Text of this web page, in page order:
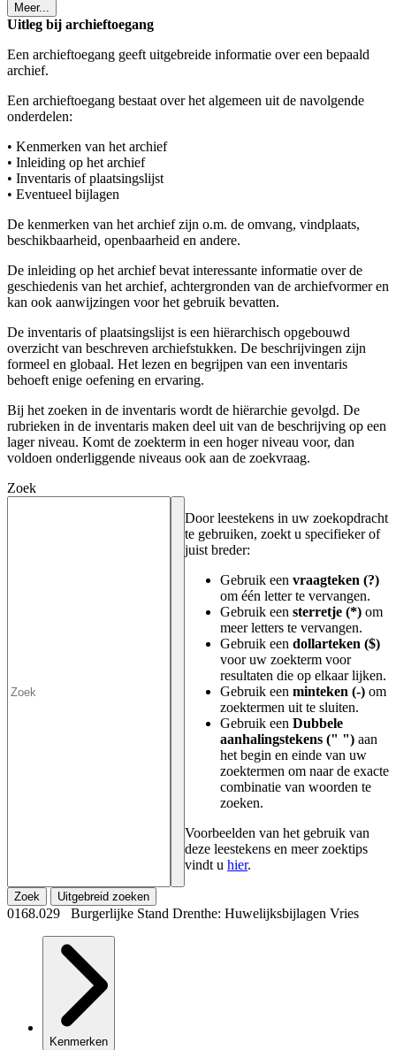
Meer...
Uitleg bij archieftoegang
Een archieftoegang geeft uitgebreide informatie over een bepaald
archief.
Een archieftoegang bestaat over het algemeen uit de navolgende
onderdelen:
• Kenmerken van het archief
• Inleiding op het archief
• Inventaris of plaatsingslijst
• Eventueel bijlagen
De kenmerken van het archief zijn o.m. de omvang, vindplaats,
beschikbaarheid, openbaarheid en andere.
De inleiding op het archief bevat interessante informatie over de
geschiedenis van het archief, achtergronden van de archiefvormer en
kan ook aanwijzingen voor het gebruik bevatten.
De inventaris of plaatsingslijst is een hiërarchisch opgebouwd
overzicht van beschreven archiefstukken. De beschrijvingen zijn
formeel en globaal. Het lezen en begrijpen van een inventaris
behoeft enige oefening en ervaring.
Bij het zoeken in de inventaris wordt de hiërarchie gevolgd. De
rubrieken in de inventaris maken deel uit van de beschrijving op een
lager niveau. Komt de zoekterm in een hoger niveau voor, dan
voldoen onderliggende niveaus ook aan de zoekvraag.
Zoek
Door leestekens in uw zoekopdracht
te gebruiken, zoekt u specifieker of
juist breder:
Gebruik een vraagteken (?)
om één letter te vervangen.
Gebruik een sterretje (*) om
meer letters te vervangen.
Gebruik een dollarteken ($)
voor uw zoekterm voor
resultaten die op elkaar lijken.
Gebruik een minteken (-) om
zoektermen uit te sluiten.
Gebruik een Dubbele
aanhalingstekens (" ") aan
het begin en einde van uw
zoektermen om naar de exacte
combinatie van woorden te
zoeken.
Voorbeelden van het gebruik van
deze leestekens en meer zoektips
vindt u hier.
Zoek Uitgebreid zoeken
0168.029 Burgerlijke Stand Drenthe: Huwelijksbijlagen Vries
Kenmerken